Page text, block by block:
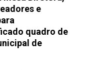
e
quadro de
de